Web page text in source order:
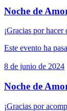
Noche de
¡Gracias por
Este evento ha
8 de junio de 2024
Noche de
¡Gracias por